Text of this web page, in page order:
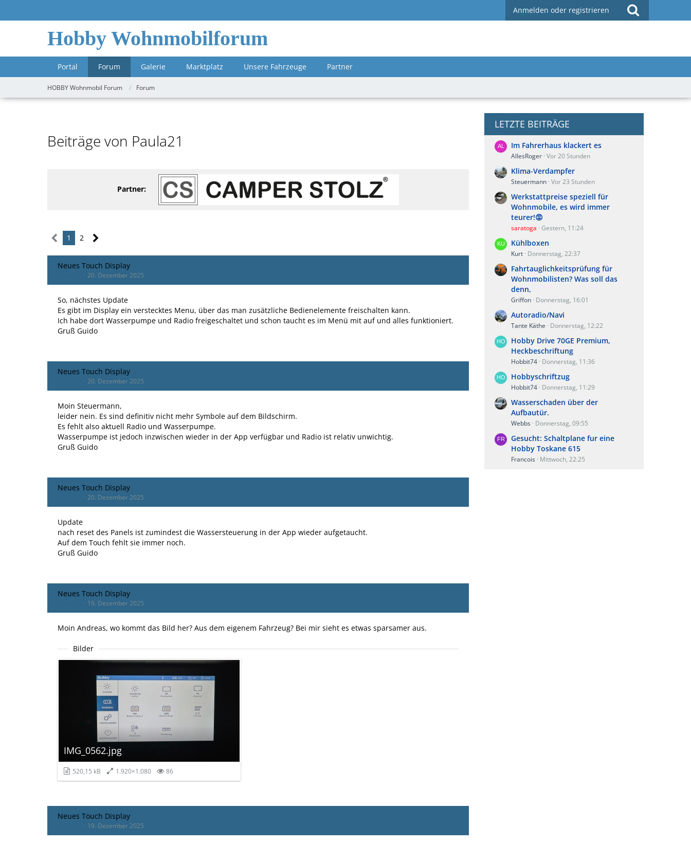
Anmelden oder registrieren
Hobby Wohnmobilforum
Portal Forum Galerie Marktplatz Unsere Fahrzeuge Partner
HOBBY Wohnmobil Forum Forum
Beiträge von Paula21
Partner:
1 2
Neues Touch Display
20. Dezember 2025
So, nächstes Update
Es gibt im Display ein verstecktes Menu, über das man zusätzliche Bedienelemente freischalten kann.
Ich habe dort Wasserpumpe und Radio freigeschaltet und schon taucht es im Menü mit auf und alles funktioniert.
Gruß Guido
Neues Touch Display
20. Dezember 2025
Moin Steuermann,
leider nein. Es sind definitiv nicht mehr Symbole auf dem Bildschirm.
Es fehlt also aktuell Radio und Wasserpumpe.
Wasserpumpe ist jedoch inzwischen wieder in der App verfügbar und Radio ist relativ unwichtig.
Gruß Guido
Neues Touch Display
20. Dezember 2025
Update
nach reset des Panels ist zumindest die Wassersteuerung in der App wieder aufgetaucht.
Auf dem Touch fehlt sie immer noch.
Gruß Guido
Neues Touch Display
19. Dezember 2025
Moin Andreas, wo kommt das Bild her? Aus dem eigenem Fahrzeug? Bei mir sieht es etwas sparsamer aus.
Bilder
IMG_0562.jpg
520,15 kB 1.920×1.080 86
Neues Touch Display
19. Dezember 2025
LETZTE BEITRÄGE
Im Fahrerhaus klackert es
AllesRoger Vor 20 Stunden
Klima-Verdampfer
Steuermann Vor 23 Stunden
Werkstattpreise speziell für
Wohnmobile, es wird immer
teurer!😡
saratoga Gestern, 11:24
Kühlboxen
Kurt Donnerstag, 22:37
Fahrtauglichkeitsprüfung für
Wohnmobilisten? Was soll das
denn,
Griffon Donnerstag, 16:01
Autoradio/Navi
Tante Käthe Donnerstag, 12:22
Hobby Drive 70GE Premium,
Heckbeschriftung
Hobbit74 Donnerstag, 11:36
Hobbyschriftzug
Hobbit74 Donnerstag, 11:29
Wasserschaden über der
Aufbautür.
Webbs Donnerstag, 09:55
Gesucht: Schaltplane fur eine
Hobby Toskane 615
Francois Mittwoch, 22:25